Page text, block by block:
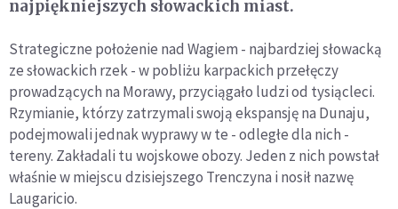
najpiękniejszych słowackich miast.
Strategiczne położenie nad Wagiem - najbardziej słowacką
ze słowackich rzek - w pobliżu karpackich przełęczy
prowadzących na Morawy, przyciągało ludzi od tysiącleci.
Rzymianie, którzy zatrzymali swoją ekspansję na Dunaju,
podejmowali jednak wyprawy w te - odległe dla nich -
tereny. Zakładali tu wojskowe obozy. Jeden z nich powstał
właśnie w miejscu dzisiejszego Trenczyna i nosił nazwę
Laugaricio.